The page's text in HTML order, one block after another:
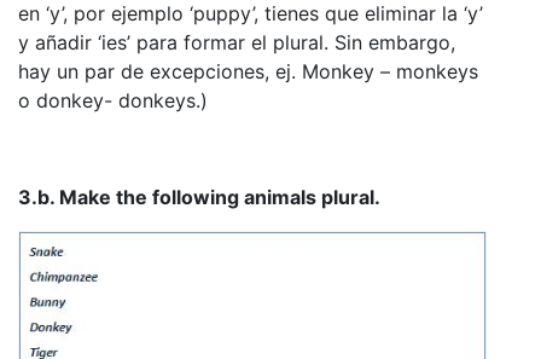
en ‘y’, por ejemplo ‘puppy’, tienes que eliminar la ‘y’
y añadir ‘ies’ para formar el plural. Sin embargo,
hay un par de excepciones, ej. Monkey – monkeys
o donkey- donkeys.)
3.b. Make the following animals plural.